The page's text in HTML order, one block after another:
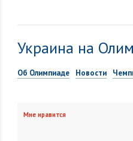
Украина на
Об Олимпиаде Новости
Мне нравится